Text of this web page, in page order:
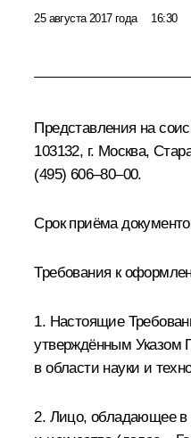
25 августа 2017 года 16:30
Представления на
103132, г. Москва,
(495) 606–80–00.
Срок приёма
Требования к
1. Настоящие
утверждённым Указом
в области науки и
2. Лицо, обладающее в